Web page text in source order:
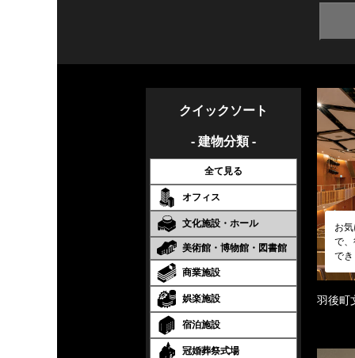
クイックソート
- 建物分類 -
全て見る
オフィス
文化施設・ホール
美術館・博物館・図書館
商業施設
娯楽施設
宿泊施設
冠婚葬祭式場
お
で
で
羽後